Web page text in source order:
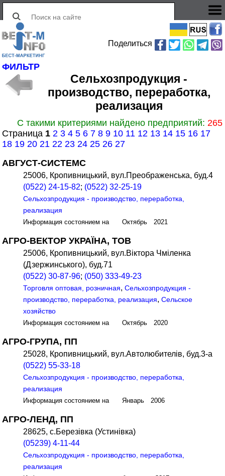
Поделиться
ФИЛЬТР
Сельхозпродукция -
производство, переработка,
реализация
С такими критериями найдено предприятий:265
Страница 12 3 4 5 6 7 8 9 10 11 12 13 14 15 16 17
18 19 20 21 22 23 24 25 26 27
АВГУСТ-СИСТЕМС
25006, Кропивницький, вул.Преображенська, буд.4
(0522) 24-15-82; (0522) 32-25-19
Сельхозпродукция - производство, переработка,
реализация
Информация состоянием на Октябрь 2021
АГРО-ВЕКТОР УКРАЇНА, ТОВ
25006, Кропивницький, вул.Віктора Чміленка
(Дзержинського), буд.71
(0522) 30-87-96; (050) 333-49-23
Торговля оптовая, розничная,Сельхозпродукция -
производство, переработка, реализация,Сельское
хозяйство
Информация состоянием на Октябрь 2020
АГРО-ГРУПА, ПП
25028, Кропивницький, вул.Автолюбителів, буд.3-а
(0522) 55-33-18
Сельхозпродукция - производство, переработка,
реализация
Информация состоянием на Январь 2006
АГРО-ЛЕНД, ПП
28625, с.Березівка (Устинівка)
(05239) 4-11-44
Сельхозпродукция - производство, переработка,
реализация